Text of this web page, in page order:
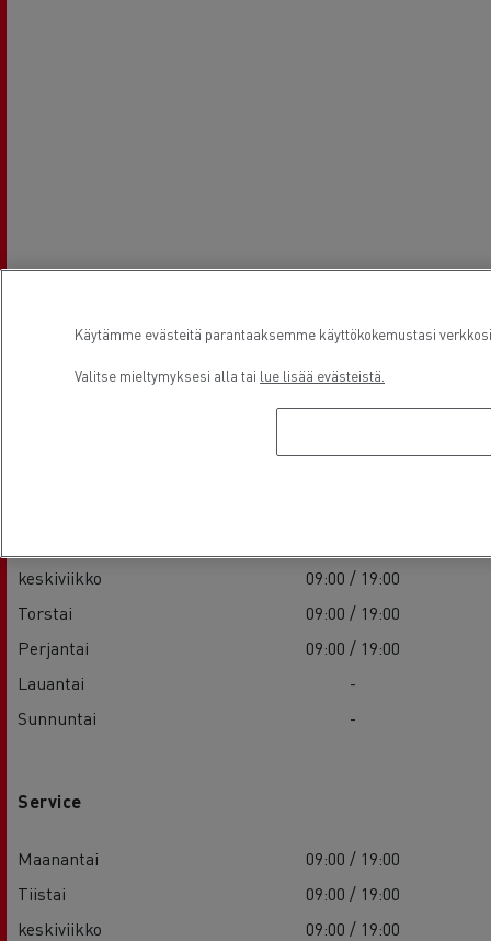
Aukioloajat
keskiviikko
09:00 / 19:00
Torstai
09:00 / 19:00
Perjantai
09:00 / 19:00
Lauantai
-
Sunnuntai
-
Service
Maanantai
09:00 / 19:00
Tiistai
09:00 / 19:00
keskiviikko
09:00 / 19:00
Käytämme evästeitä parantaaksemme käyttökokemustasi
Valitse mieltymyksesi alla tai lue lisää evästeistä.